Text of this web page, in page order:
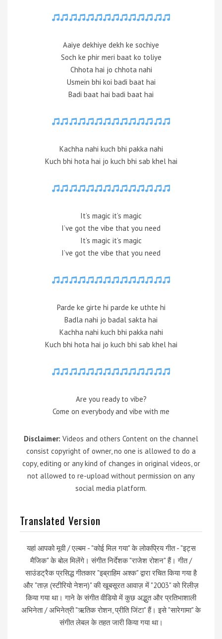
Aaiye dekhiye dekh ke sochiye
Soch ke phir meri baat ko toliye
Chhota hai jo chhota nahi
Usmein bhi koi badi baat hai
Badi baat hai badi baat hai
Kachha nahi kuch bhi pakka nahi
Kuch bhi hota hai jo kuch bhi sab khel hai
It’s magic it’s magic
I’ve got the vibe that you need
It’s magic it’s magic
I’ve got the vibe that you need
Parde ke girte hi parde ke uthte hi
Badla nahi jo badal sakta hai
Kachha nahi kuch bhi pakka nahi
Kuch bhi hota hai jo kuch bhi sab khel hai
Are you ready to vibe?
Come on everybody and vibe with me
Disclaimer: Videos and others Content on the channel
consist copyright of owner, no one is allowed to do a
copy, editing or any kind of changes in original videos, or
not allowed to re-upload without permission on any
social media platform.
Translated Version
यहां आपको मूवी / एल्बम - "कोई मिल गया" के लोकप्रिय गीत - "इट्स
मैजिक" के बोल मिलेंगे। संगीत निर्देशक "राजेश रोशन" हैं। गीत /
साउंडट्रैक प्रसिद्ध गीतकार "इब्राहिम अश्क" द्वारा रचित किया गया है
और "ताज़ (स्टीरियो नेशन)" की खूबसूरत आवाज़ में "2003" को रिलीज़
किया गया था। गाने के संगीत वीडियो में कुछ अद्भुत और प्रतिभाशाली
अभिनेता / अभिनेत्री "ऋतिक रोशन, प्रीति जिंटा" हैं। इसे "सारेगामा" के
संगीत लेबल के तहत जारी किया गया था।